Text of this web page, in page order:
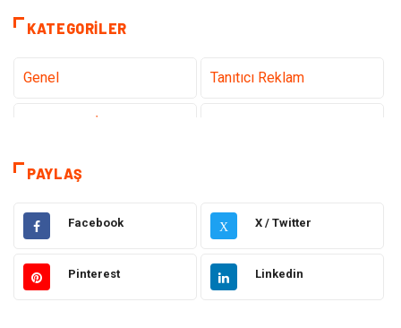
KATEGORILER
Genel Tanıtıcı Reklam
Teknoloji & İnternet
Hizmet
Hukuk Emlak
Otomotiv Sağlıklı Yaşam
PAYLAŞ
Facebook X X / Twitter
Pinterest Linkedin